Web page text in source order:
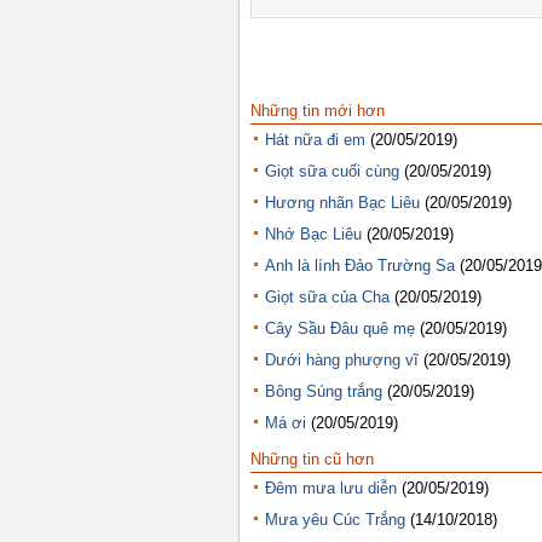
Những tin mới hơn
Hát nữa đi em (20/05/2019)
Giọt sữa cuối cùng (20/05/2019)
Hương nhãn Bạc Liêu (20/05/2019)
Nhớ Bạc Liêu (20/05/2019)
Anh là lính Đảo Trường Sa (20/05/
Giọt sữa của Cha (20/05/2019)
Cây Sầu Đâu quê mẹ (20/05/2019)
Dưới hàng phượng vĩ (20/05/2019)
Bông Súng trắng (20/05/2019)
Má ơi (20/05/2019)
Những tin cũ hơn
Đêm mưa lưu diễn (20/05/2019)
Mưa yêu Cúc Trắng (14/10/2018)